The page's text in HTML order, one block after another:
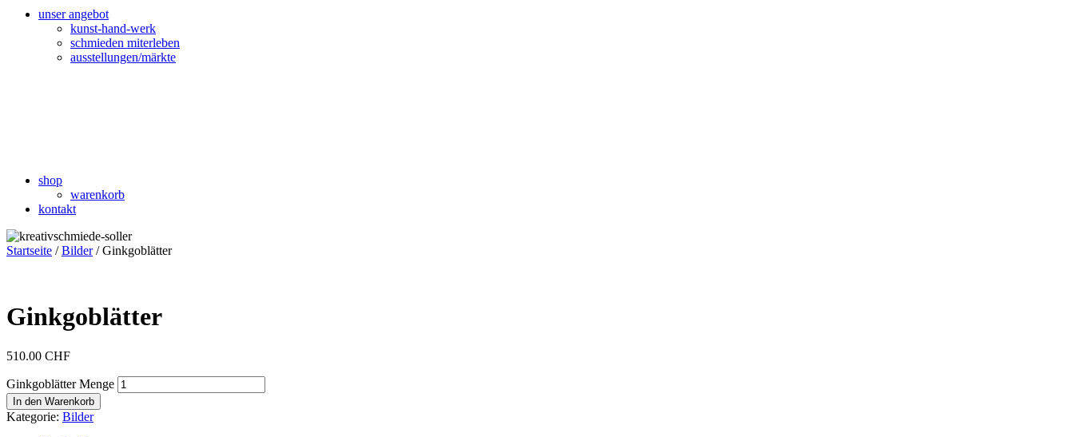
unser angebot
kunst-hand-werk
schmieden miterleben
ausstellungen/märkte
shop
warenkorb
kontakt
Startseite /Bilder/ Ginkgoblätter
Ginkgoblätter
510.00 CHF
Ginkgoblätter Menge
In den Warenkorb
Kategorie: Bilder